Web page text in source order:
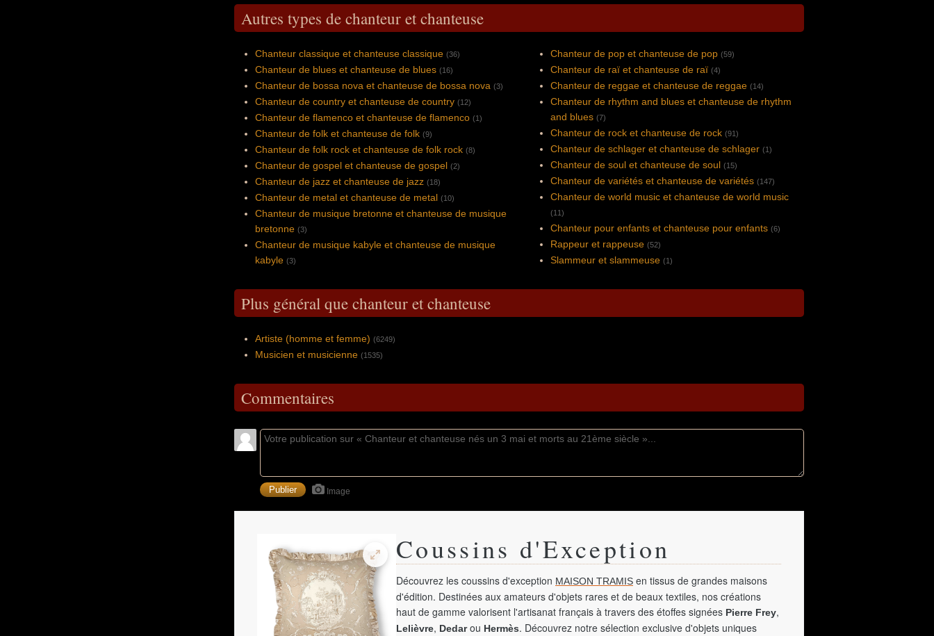
Autres types de chanteur et chanteuse
Chanteur classique et chanteuse classique (36)
Chanteur de blues et chanteuse de blues (16)
Chanteur de bossa nova et chanteuse de bossa nova (3)
Chanteur de country et chanteuse de country (12)
Chanteur de flamenco et chanteuse de flamenco (1)
Chanteur de folk et chanteuse de folk (9)
Chanteur de folk rock et chanteuse de folk rock (8)
Chanteur de gospel et chanteuse de gospel (2)
Chanteur de jazz et chanteuse de jazz (18)
Chanteur de metal et chanteuse de metal (10)
Chanteur de musique bretonne et chanteuse de musique
bretonne (3)
Chanteur de musique kabyle et chanteuse de musique
kabyle (3)
Chanteur de pop et chanteuse de pop (59)
Chanteur de raï et chanteuse de raï (4)
Chanteur de reggae et chanteuse de reggae (14)
Chanteur de rhythm and blues et chanteuse de rhythm
and blues (7)
Chanteur de rock et chanteuse de rock (91)
Chanteur de schlager et chanteuse de schlager (1)
Chanteur de soul et chanteuse de soul (15)
Chanteur de variétés et chanteuse de variétés (147)
Chanteur de world music et chanteuse de world music
(11)
Chanteur pour enfants et chanteuse pour enfants (6)
Rappeur et rappeuse (52)
Slammeur et slammeuse (1)
Plus général que chanteur et chanteuse
Artiste (homme et femme) (6249)
Musicien et musicienne (1535)
Commentaires
Image
Coussins d'Exception
Découvrez les coussins d'exception MAISON TRAMIS en tissus de grandes maisons
d'édition. Destinées aux amateurs d'objets rares et de beaux textiles, nos créations
haut de gamme valorisent l'artisanat français à travers des étoffes signées Pierre Frey,
Lelièvre, Dedarou Hermès. Découvrez notre sélection exclusive d'objets uniques